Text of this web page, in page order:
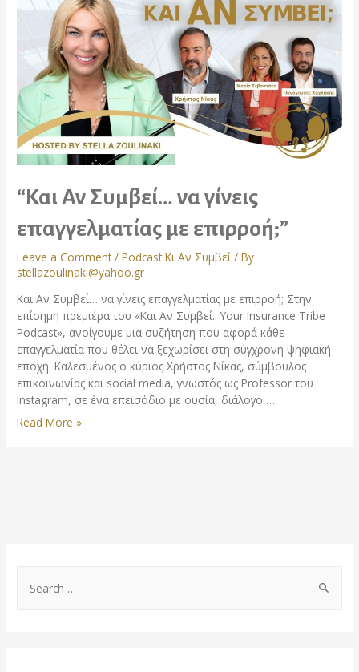
“Και Αν Συμβεί… να γίνεις
επαγγελματίας με επιρροή;”
Leave a Comment /Podcast Κι Αν Συμβεί / By
stellazoulinaki@yahoo.gr
Και Αν Συμβεί… να γίνεις επαγγελματίας με επιρροή; Στην
επίσημη πρεμιέρα του «Και Αν Συμβεί.. Your Insurance Tribe
Podcast», ανοίγουμε μια συζήτηση που αφορά κάθε
επαγγελματία που θέλει να ξεχωρίσει στη σύγχρονη ψηφιακή
εποχή. Καλεσμένος ο κύριος Χρήστος Νίκας, σύμβουλος
επικοινωνίας και social media, γνωστός ως Professor του
Instagram, σε ένα επεισόδιο με ουσία, διάλογο …
Read More »